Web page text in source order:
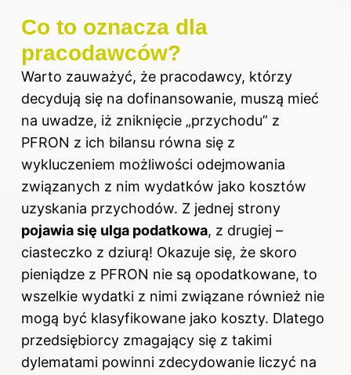
Co to oznacza dla
pracodawców?
Warto zauważyć, że pracodawcy, którzy
decydują się na dofinansowanie, muszą mieć
na uwadze, iż zniknięcie „przychodu” z
PFRON z ich bilansu równa się z
wykluczeniem możliwości odejmowania
związanych z nim wydatków jako kosztów
uzyskania przychodów. Z jednej strony
pojawia się ulga podatkowa, z drugiej –
ciasteczko z dziurą! Okazuje się, że skoro
pieniądze z PFRON nie są opodatkowane, to
wszelkie wydatki z nimi związane również nie
mogą być klasyfikowane jako koszty. Dlatego
przedsiębiorcy zmagający się z takimi
dylematami powinni zdecydowanie liczyć na